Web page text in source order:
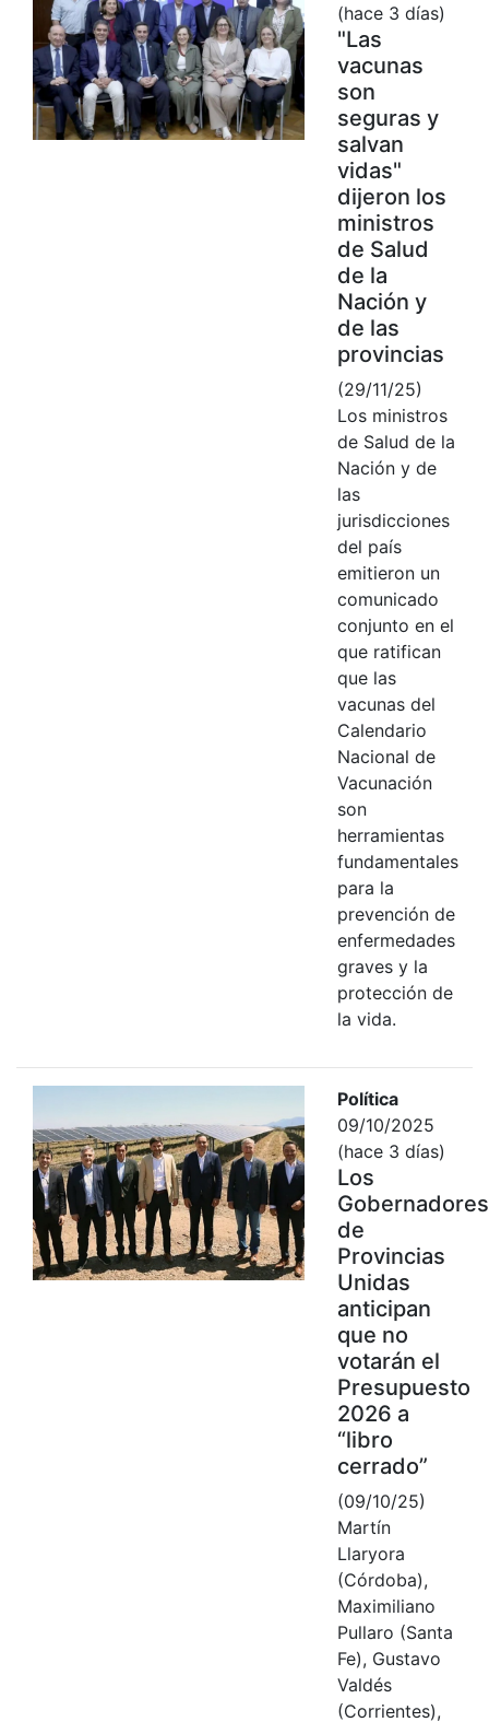
(hace 3 días)
"Las
vacunas
son
seguras y
salvan
vidas"
dijeron los
ministros
de Salud
de la
Nación y
de las
provincias
(29/11/25)
Los ministros
de Salud de la
Nación y de
las
jurisdicciones
del país
emitieron un
comunicado
conjunto en el
que ratifican
que las
vacunas del
Calendario
Nacional de
Vacunación
son
herramientas
fundamentales
para la
prevención de
enfermedades
graves y la
protección de
la vida.
Política
09/10/2025
(hace 3 días)
Los
Gobernadores
de
Provincias
Unidas
anticipan
que no
votarán el
Presupuesto
2026 a
“libro
cerrado”
(09/10/25)
Martín
Llaryora
(Córdoba),
Maximiliano
Pullaro (Santa
Fe), Gustavo
Valdés
(Corrientes),